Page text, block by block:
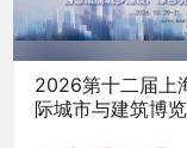
2026第十二届上
际城市与建筑博